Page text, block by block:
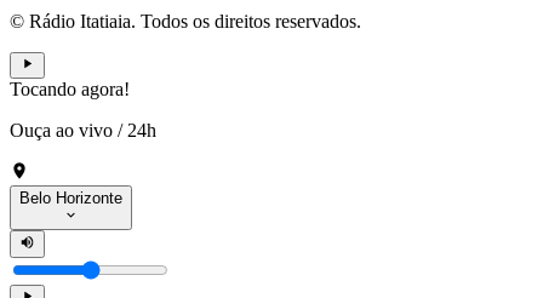
© Rádio Itatiaia. Todos os direitos reservados.
Tocando agora!
Ouça ao vivo / 24h
Belo Horizonte